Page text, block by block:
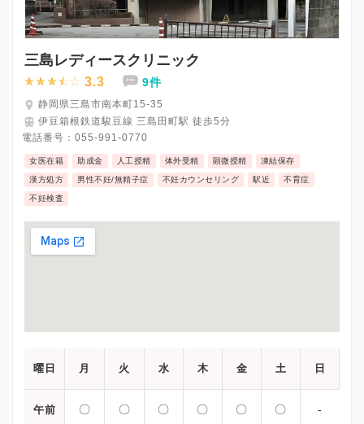
三島レディースクリニック
3.3 9件
静岡県三島市南本町15-35
伊豆箱根鉄道駿豆線 三島田町駅 徒歩5分
電話番号： 055-991-0770
女医在籍 助成金 人工授精 体外受精 顕微授精 凍結保存
漢方処方 男性不妊/無精子症 不妊カウンセリング 駅近 不育症
不妊検査
曜日 月 火 水 木 金 土 日
午前 〇 〇 〇 〇 〇 〇 -